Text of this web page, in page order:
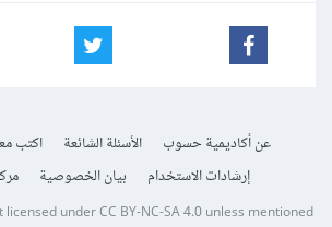
عن أكاديمية حسوب الأسئلة الشائعة اكتب
إرشادات الاستخدام
بيان الخصوصية
licensed underCC BY-NC-SA 4.0unless mentioned